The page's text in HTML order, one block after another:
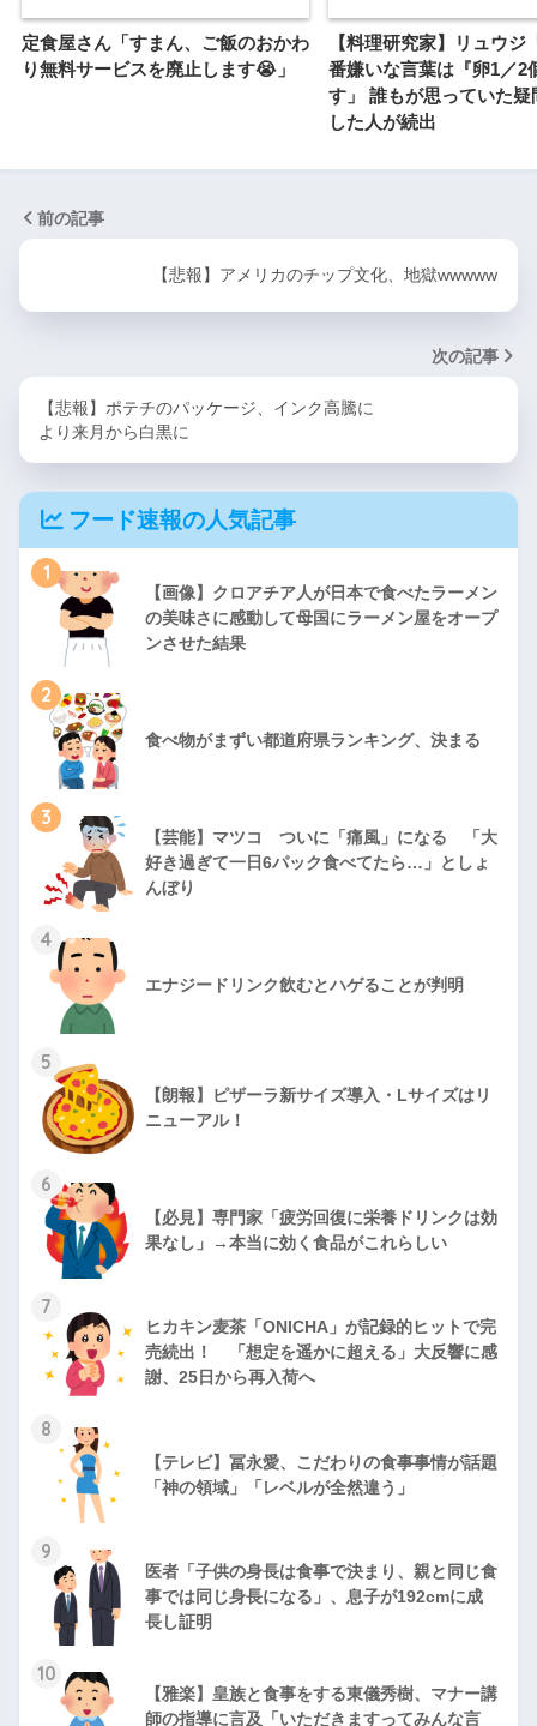
定食屋さん「すまん、ご飯のおかわ
り無料サービスを廃止します😭」
【料理研究家】リュウジ
番嫌いな言葉は『卵1／2
す」 誰もが思っていた疑
した人が続出
前の記事
【悲報】アメリカのチップ文化、地獄wwwww
次の記事
【悲報】ポテチのパッケージ、インク高騰に
より来月から白黒に
フード速報の人気記事
1
【画像】クロアチア人が日本で食べたラーメン
の美味さに感動して母国にラーメン屋をオープ
ンさせた結果
2
食べ物がまずい都道府県ランキング、決まる
3
【芸能】マツコ ついに「痛風」になる 「大
好き過ぎて一日6パック食べてたら…」としょ
んぼり
4
エナジードリンク飲むとハゲることが判明
5
【朗報】ピザーラ新サイズ導入・Lサイズはリ
ニューアル！
6
【必見】専門家「疲労回復に栄養ドリンクは効
果なし」→本当に効く食品がこれらしい
7
ヒカキン麦茶「ONICHA」が記録的ヒットで完
売続出！ 「想定を遥かに超える」大反響に感
謝、25日から再入荷へ
8
【テレビ】冨永愛、こだわりの食事事情が話題
「神の領域」「レベルが全然違う」
9
医者「子供の身長は食事で決まり、親と同じ食
事では同じ身長になる」、息子が192cmに成
長し証明
10
【雅楽】皇族と食事をする東儀秀樹、マナー講
師の指導に言及「いただきますってみんな言